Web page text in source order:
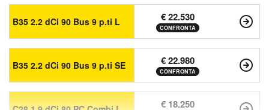
B35 2.2 dCi 90 Bus 9 p.ti L € 22.530
CONFRONTA
B35 2.2 dCi 90 Bus 9 p.ti SE € 22.980
CONFRONTA
€ 18.250